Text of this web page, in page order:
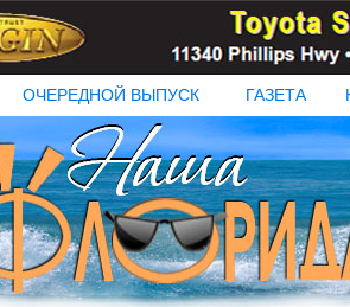
ОЧЕРЕДНОЙ ВЫПУСК ГАЗЕТА